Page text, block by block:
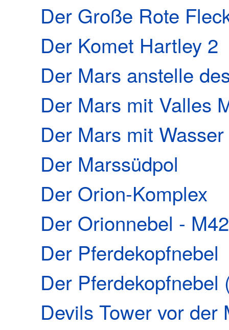
Der Große Rote
Der Komet Hartley 2
Der Mars anstelle
Der Mars mit Valles
Der Mars mit Wasser
Der Marssüdpol
Der Orion-Komplex
Der Orionnebel - M42
Der Pferdekopfnebel
Der Pferdekopfnebel
Devils Tower vor der